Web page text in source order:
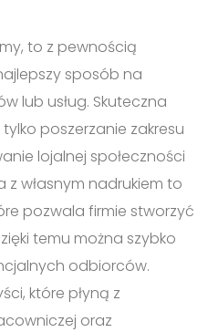
to z pewnością
sposób na
lub usług. Skuteczna
poszerzanie zakresu
lojalnej społeczności
z własnym nadrukiem to
pozwala firmie stworzyć
temu można szybko
odbiorców.
które płyną z
oraz